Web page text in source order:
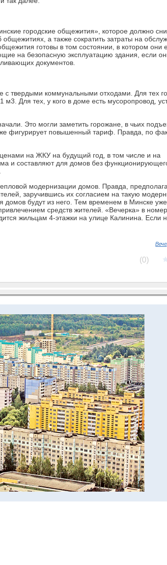
городские общежития», которое должно
а также сократить затраты на
готовы в том состоя­нии, в котором они
на безопасную эксплуатацию здания, если
документов.
твердыми коммунальными отходами. Для тех
Для тех, у кого в доме есть мусоропровод,
Это мог­ли заметить горожане, в ­чьих
фигурирует повышенный тариф. Правда, по
на ЖКУ на будущий год, в том числе и на
и составляют для домов без
модернизации домов. Правда,
заручившись их согласием на такую
домов будут из него. Тем временем в Минске уже
средств жителей. «Вечерка» в
жильцам 4-этажки на улице Калинина. Если
(0)